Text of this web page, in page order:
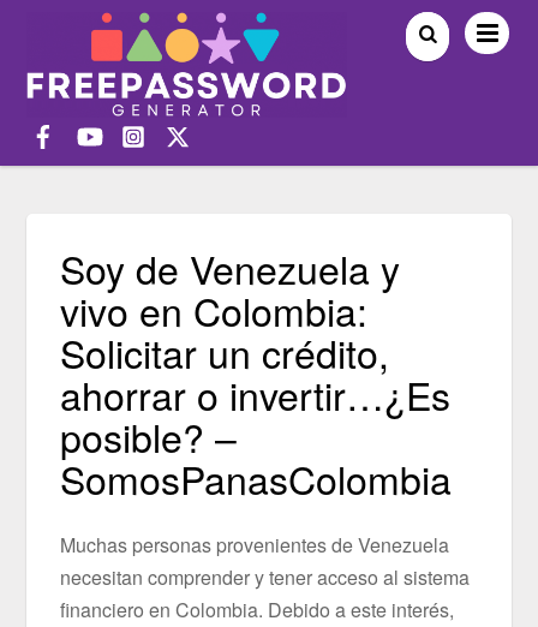
Soy de Venezuela y
vivo en Colombia:
Solicitar un crédito,
ahorrar o invertir…¿Es
posible? –
SomosPanasColombia
Muchas personas provenientes de Venezuela
necesitan comprender y tener acceso al sistema
financiero en Colombia. Debido a este interés,